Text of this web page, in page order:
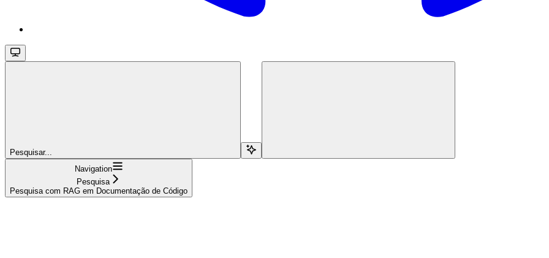
Pesquisar...
Navigation
Pesquisa
Pesquisa com RAG em Documentação de Código